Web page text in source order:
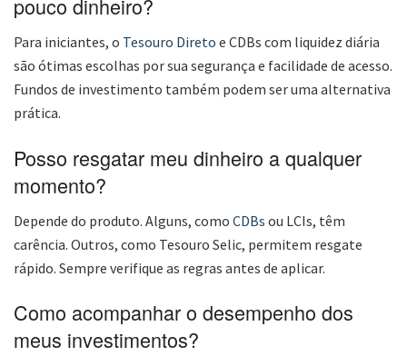
pouco dinheiro?
Para iniciantes, o Tesouro Direto e CDBs com liquidez diária
são ótimas escolhas por sua segurança e facilidade de acesso.
Fundos de investimento também podem ser uma alternativa
prática.
Posso resgatar meu dinheiro a qualquer
momento?
Depende do produto. Alguns, como CDBs ou LCIs, têm
carência. Outros, como Tesouro Selic, permitem resgate
rápido. Sempre verifique as regras antes de aplicar.
Como acompanhar o desempenho dos
meus investimentos?